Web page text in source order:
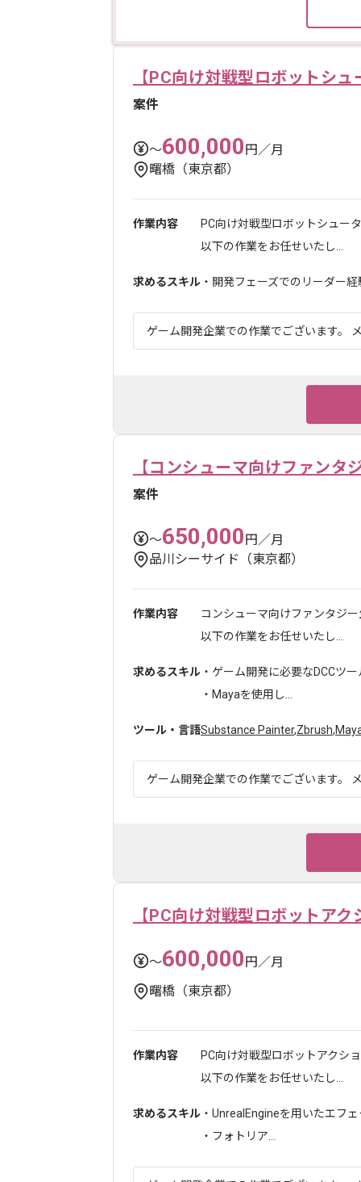
【PC向け対戦型ロボットシ
案件
〜600,000円／月
曙橋（東京都）
作業内容
PC向け対戦型ロボットシュー
以下の作業をお任せいたし...
求めるスキル ・開発フェーズでのリーダー経
ゲーム開発企業での作業でございます。
【コンシューマ向けファンタ
案件
〜650,000円／月
品川シーサイド（東京都）
作業内容
コンシューマ向けファンタジ
以下の作業をお任せいたし...
求めるスキル ・ゲーム開発に必要なDCCツ
・Mayaを使用し...
ツール・言語Substance Painter,Zbrush,
ゲーム開発企業での作業でございます。
【PC向け対戦型ロボットア
〜600,000円／月
曙橋（東京都）
作業内容
PC向け対戦型ロボットアクシ
以下の作業をお任せいたし...
求めるスキル ・UnrealEngineを用いたエフ
・フォトリア...